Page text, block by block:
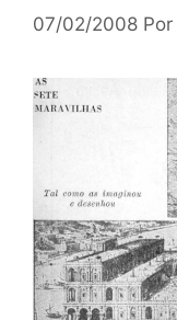
07/02/2008 Por